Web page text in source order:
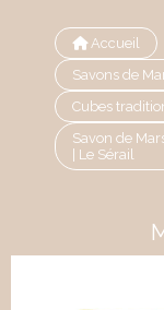
Accueil
Savons de
Cubes
Savon de
| Le Sérail